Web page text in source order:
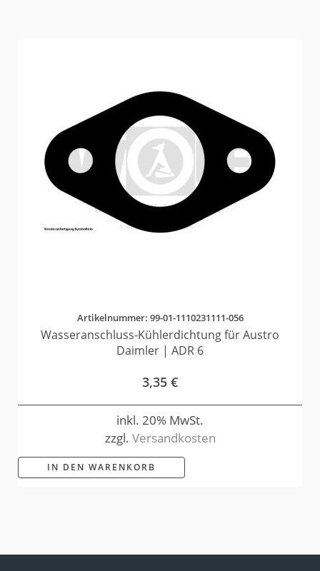
Artikelnummer: 99-01-1110231111-056
Wasseranschluss-Kühlerdichtung für Austro
Daimler | ADR 6
3,35 €
inkl. 20% MwSt.
zzgl. Versandkosten
IN DEN WARENKORB